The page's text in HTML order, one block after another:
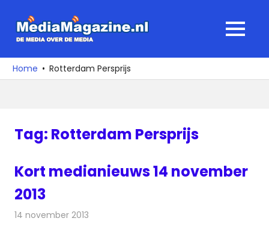
naar
media
over
MENU
Home Rotterdam Persprijs
Tag: Rotterdam Persprijs
Kort medianieuws 14 november
2013
14 november 2013